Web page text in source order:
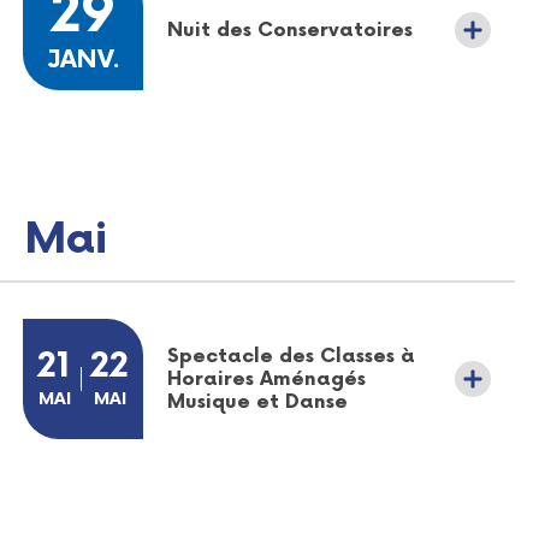
Nuit des Conservatoires
29
JANV.
Mai
Spectacle des Classes à
Horaires Aménagés
Musique et Danse
DU
21
MAIMAI
AU
22
MAIMAI
Plus d'informations sur l'évènement Soirée bien-être au